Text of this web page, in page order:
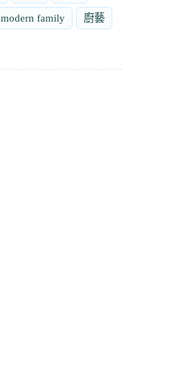
modern family 廚藝